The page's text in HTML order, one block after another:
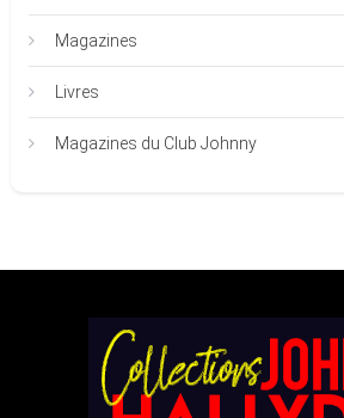
Magazines
Livres
Magazines du Club Johnny